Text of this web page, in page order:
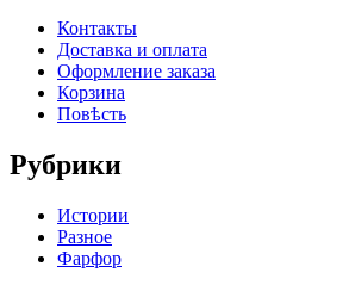
Контакты
Доставка и оплата
Оформление заказа
Корзина
Повѣсть
Рубрики
Истории
Разное
Фарфор